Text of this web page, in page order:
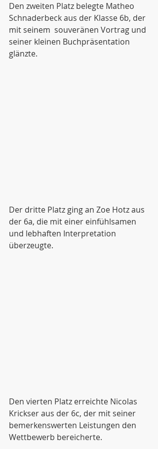
Den zweiten Platz belegte Matheo
Schnaderbeck aus der Klasse 6b, der
mit seinem  souveränen Vortrag und
seiner kleinen Buchpräsentation
glänzte.
Der dritte Platz ging an Zoe Hotz aus
der 6a, die mit einer einfühlsamen
und lebhaften Interpretation
überzeugte.
Den vierten Platz erreichte Nicolas
Krickser aus der 6c, der mit seiner
bemerkenswerten Leistungen den
Wettbewerb bereicherte.